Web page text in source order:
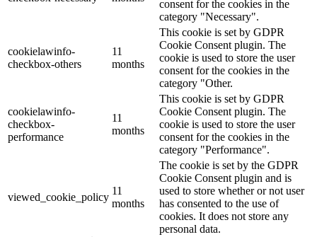
consent for the cookies in the
category "Necessary".
cookielawinfo-
checkbox-others
11
months
This cookie is set by GDPR
Cookie Consent plugin. The
cookie is used to store the user
consent for the cookies in the
category "Other.
cookielawinfo-
checkbox-
performance
11
months
This cookie is set by GDPR
Cookie Consent plugin. The
cookie is used to store the user
consent for the cookies in the
category "Performance".
viewed_cookie_policy
11
months
The cookie is set by the GDPR
Cookie Consent plugin and is
used to store whether or not user
has consented to the use of
cookies. It does not store any
personal data.